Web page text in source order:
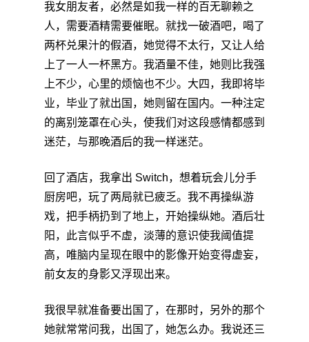
我女朋友者，必然是如我一样的百无聊赖之
人，需要酒精需要催眠。就找一破酒吧，喝了
两杯兑果汁的假酒，她觉得不太行，又让人给
上了一人一杯黑方。我酒量不佳，她则比我强
上不少，心里的烦恼也不少。大四，我即将毕
业，毕业了就出国，她则留在国内。一种注定
的离别笼罩在心头，使我们对这段感情都感到
迷茫，与那晚酒后的我一样迷茫。
回了酒店，我拿出 Switch，想着玩会儿分手
厨房吧，玩了两局就已疲乏。我不再操纵游
戏，把手柄扔到了地上，开始操纵她。酒后壮
阳，此言似乎不虚，淡薄的意识使我阈值提
高，唯脑内呈现在眼中的影像开始变得虚妄，
前女友的身影又浮现出来。
我很早就准备要出国了，在那时，另外的那个
她就常常问我，出国了，她怎么办。我说还三